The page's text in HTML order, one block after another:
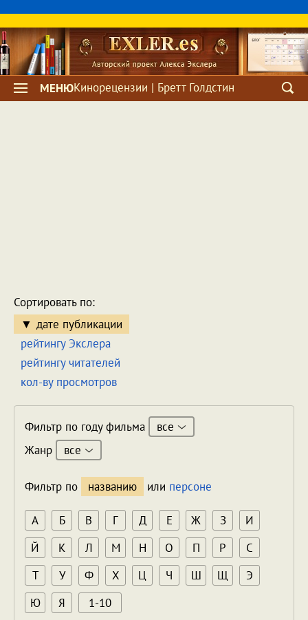
МЕНЮКинорецензии | Бретт Голдстин
Сортировать по:
дате публикации
рейтингу Экслера
рейтингу читателей
кол-ву просмотров
Фильтр по году фильма
все
Жанр
все
Фильтр по названию или персоне
А Б В Г Д Е Ж З
И
Й
К Л М Н О П Р
С
Т
У Ф Х Ц Ч Ш Щ
Э
Ю
Я 1-10